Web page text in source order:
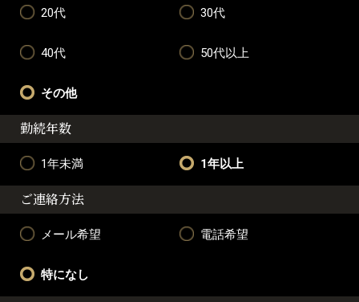
20代 30代
40代 50代以上
その他
勤続年数
1年未満 1年以上
ご連絡方法
メール希望 電話希望
特になし